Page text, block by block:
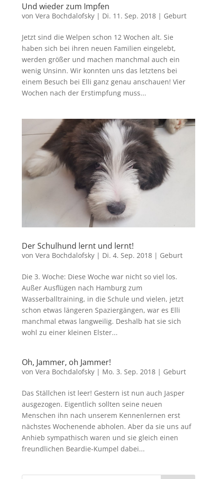
Und wieder zum Impfen
von Vera Bochdalofsky| Di. 11. Sep. 2018| Geburt
Jetzt sind die Welpen schon 12 Wochen alt. Sie
haben sich bei ihren neuen Familien eingelebt,
werden größer und machen manchmal auch ein
wenig Unsinn. Wir konnten uns das letztens bei
einem Besuch bei Elli ganz genau anschauen! Vier
Wochen nach der Erstimpfung muss...
Der Schulhund lernt und lernt!
von Vera Bochdalofsky| Di. 4. Sep. 2018| Geburt
Die 3. Woche: Diese Woche war nicht so viel los.
Außer Ausflügen nach Hamburg zum
Wasserballtraining, in die Schule und vielen, jetzt
schon etwas längeren Spaziergängen, war es Elli
manchmal etwas langweilig. Deshalb hat sie sich
wohl zu einer kleinen Elster...
Oh, Jammer, oh Jammer!
von Vera Bochdalofsky| Mo. 3. Sep. 2018| Geburt
Das Ställchen ist leer! Gestern ist nun auch Jasper
ausgezogen. Eigentlich sollten seine neuen
Menschen ihn nach unserem Kennenlernen erst
nächstes Wochenende abholen. Aber da sie uns auf
Anhieb sympathisch waren und sie gleich einen
freundlichen Beardie-Kumpel dabei...